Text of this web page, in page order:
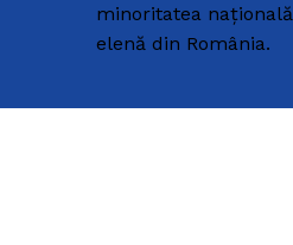
minoritatea națională
elenă din România.